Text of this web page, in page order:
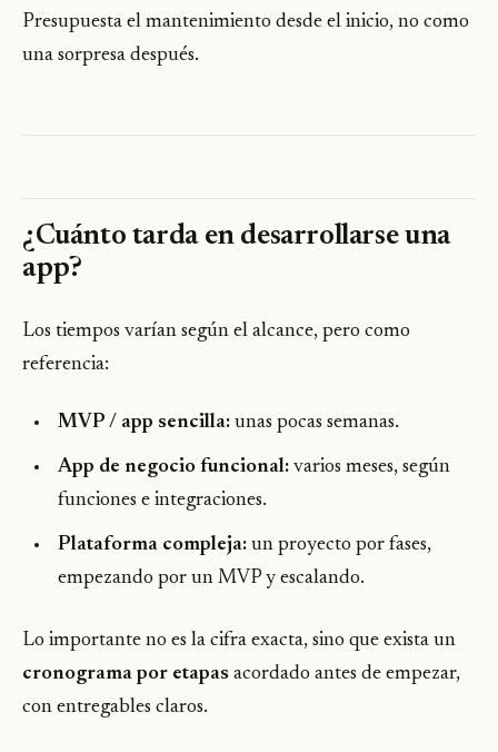
Presupuesta el mantenimiento desde el inicio, no como
una sorpresa después.
¿Cuánto tarda en desarrollarse una
app?
Los tiempos varían según el alcance, pero como
referencia:
MVP / app sencilla: unas pocas semanas.
App de negocio funcional: varios meses, según
funciones e integraciones.
Plataforma compleja: un proyecto por fases,
empezando por un MVP y escalando.
Lo importante no es la cifra exacta, sino que exista un
cronograma por etapas acordado antes de empezar,
con entregables claros.